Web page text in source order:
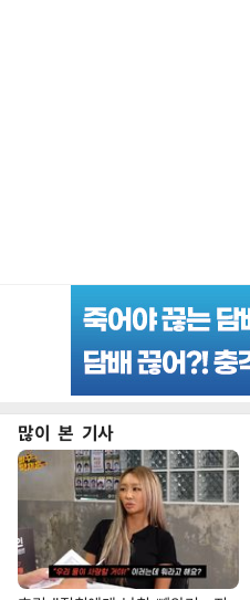
많이 본 기사